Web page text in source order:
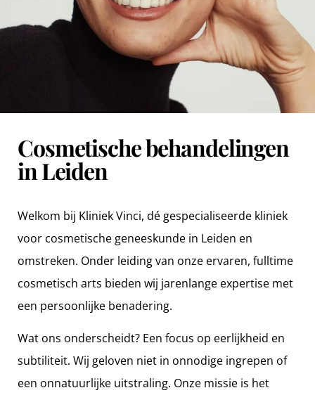
Cosmetische behandelingen
in Leiden
Welkom bij Kliniek Vinci, dé gespecialiseerde kliniek
voor cosmetische geneeskunde in Leiden en
omstreken. Onder leiding van onze ervaren, fulltime
cosmetisch arts bieden wij jarenlange expertise met
een persoonlijke benadering.
Wat ons onderscheidt? Een focus op eerlijkheid en
subtiliteit. Wij geloven niet in onnodige ingrepen of
een onnatuurlijke uitstraling. Onze missie is het